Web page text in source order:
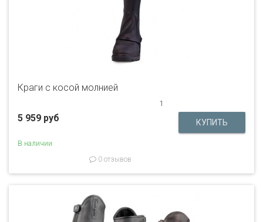
Краги с косой молнией
1
5 959 руб
В наличии
0 отзывов